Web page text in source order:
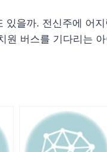
을까. 전신주에 어
원 버스를 기다리는